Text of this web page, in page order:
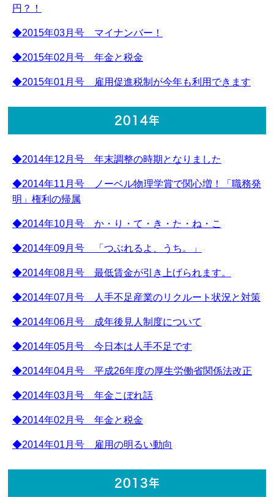
円？！
◆2015年03月号 マイナンバー！
◆2015年02月号 年金と税金
◆2015年01月号 雇用促進税制が今年も利用できます
2014年
◆2014年12月号 年末調整の時期となりました
◆2014年11月号 ノーベル物理学賞で関心増！「職務発
明」権利の帰属
◆2014年10月号 か・り・て・き・た・ね・こ
◆2014年09月号 「つぶれるよ、うち。」
◆2014年08月号 最低賃金が引き上げられます。
◆2014年07月号 人手不足産業のリクルート状況と対策
◆2014年06月号 成年後見人制度について
◆2014年05月号 今日本は人手不足です
◆2014年04月号 平成26年度の厚生労働省関係法改正
◆2014年03月号 年金こぼれ話
◆2014年02月号 年金と税金
◆2014年01月号 雇用の明るい動向
2013年